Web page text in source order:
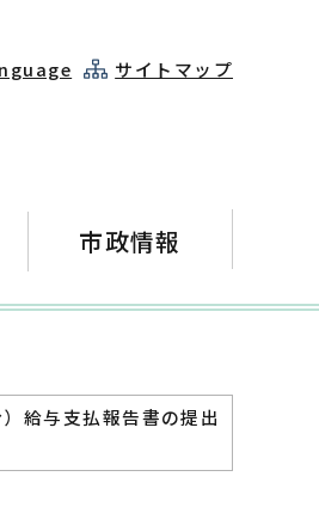
サイトマップ
市政情報
給与支払報告書の提出